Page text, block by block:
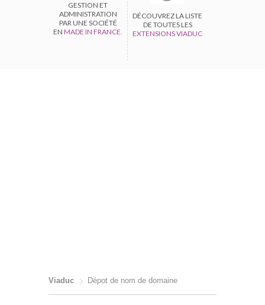
GESTION ET
ADMINISTRATION
PAR UNE SOCIÉTÉ
ENMADE IN FRANCE.
DÉCOUVREZ LA LISTE
DE TOUTES LES
EXTENSIONS VIADUC
Viaduc Dépot de nom de domaine